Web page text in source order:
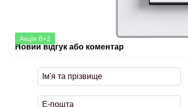
Акція 8+2
Новий відгук або коментар